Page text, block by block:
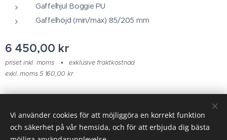
Gaffelhjul Boggie PU
Gaffelhöjd (min/max) 85/205 mm
6 450,00 kr
priset inkl. moms
exklusive fraktkostnad
exkl. moms 5 160,00 kr
© 2025 Alla rättigheter reserverade
Cookies
Vi använder cookies för att möjliggöra en korrekt funktion
och säkerhet på vår hemsida, och för att erbjuda dig bästa